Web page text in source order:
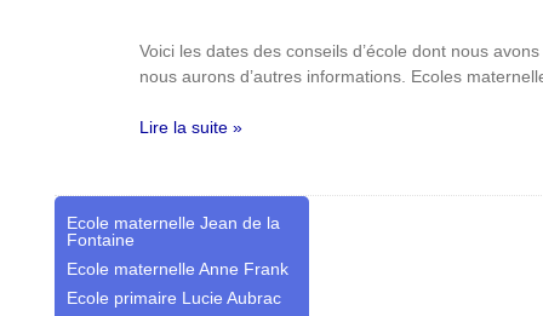
Voici les dates des conseils d’école dont nous
nous aurons d’autres informations. Ecoles
Lire la suite »
Ecole maternelle Jean de la
Fontaine
Ecole maternelle Anne Frank
Ecole primaire Lucie Aubrac